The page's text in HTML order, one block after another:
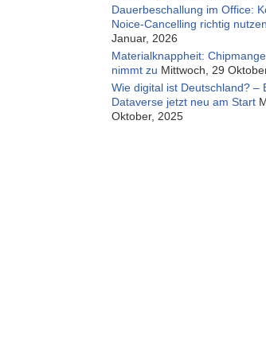
Dauerbeschallung im Office:
Noice-Cancelling richtig nutzen
Januar, 2026
Materialknappheit:
nimmt zu Mittwoch, 29
Wie digital ist Deutschland? –
Dataverse jetzt neu am Start
Oktober, 2025